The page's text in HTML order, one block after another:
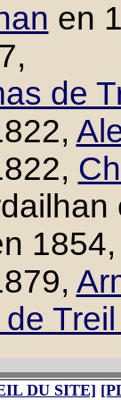
en
de
DU SITE]